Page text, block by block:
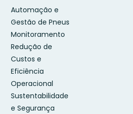
Automação e
Gestão de Pneus
Monitoramento
Redução de
Custos e
Eficiência
Operacional
Sustentabilidade
e Segurança